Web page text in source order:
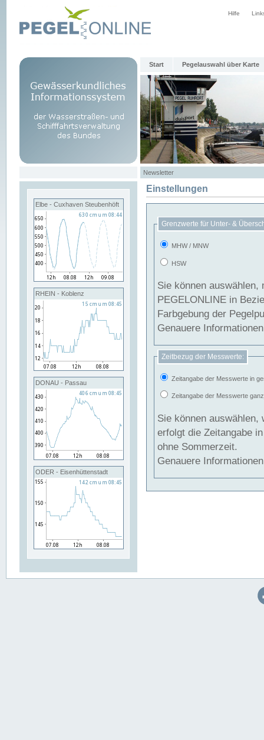
Hilfe
Start Pegelauswahl über Karte
Newsletter
Elbe - Cuxhaven Steubenhöft
RHEIN - Koblenz
DONAU - Passau
ODER - Eisenhüttenstadt
Einstellungen
Grenzwerte für Unter- &
MHW / MNW
HSW
Sie können
PEGELONLINE in Beziehung
Farbgebung der
Genauere
Zeitbezug der Messwerte:
Zeitangabe der Messwerte in
Zeitangabe der Messwerte
Sie können auswählen,
erfolgt die Zeitangabe
ohne Sommerzeit.
Genauere